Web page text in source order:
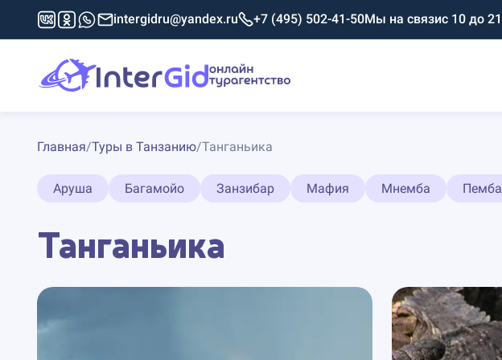
intergidru@yandex.ru +7 (495) 502-41-50Мы на связис 10 до 21
Главная/Туры в Танзанию/Танганьика
Аруша Багамойо Занзибар Мафия Мнемба Пемба
Танганьика